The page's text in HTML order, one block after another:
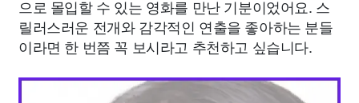
으로 몰입할 수 있는 영화를 만난 기분이었어요. 스
릴러스러운 전개와 감각적인 연출을 좋아하는 분들
이라면 한 번쯤 꼭 보시라고 추천하고 싶습니다.